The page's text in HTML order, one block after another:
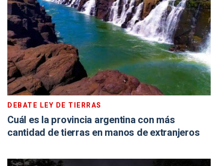
DEBATE LEY DE TIERRAS
Cuál es la provincia argentina con más
cantidad de tierras en manos de extranjeros